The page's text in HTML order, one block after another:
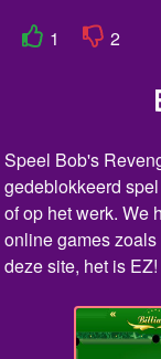
1 2
Speel Bob's
gedeblokkeerd
of op het werk. We
online games
deze site, het is